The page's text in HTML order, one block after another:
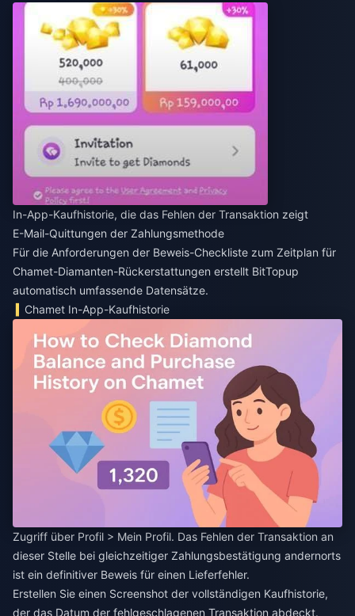
In-App-Kaufhistorie, die das Fehlen der Transaktion zeigt
E-Mail-Quittungen der Zahlungsmethode
Für die Anforderungen der Beweis-Checkliste zum Zeitplan für
Chamet-Diamanten-Rückerstattungen erstellt BitTopup
automatisch umfassende Datensätze.
Chamet In-App-Kaufhistorie
Zugriff über Profil > Mein Profil. Das Fehlen der Transaktion an
dieser Stelle bei gleichzeitiger Zahlungsbestätigung andernorts
ist ein definitiver Beweis für einen Lieferfehler.
Erstellen Sie einen Screenshot der vollständigen Kaufhistorie,
der das Datum der fehlgeschlagenen Transaktion abdeckt.